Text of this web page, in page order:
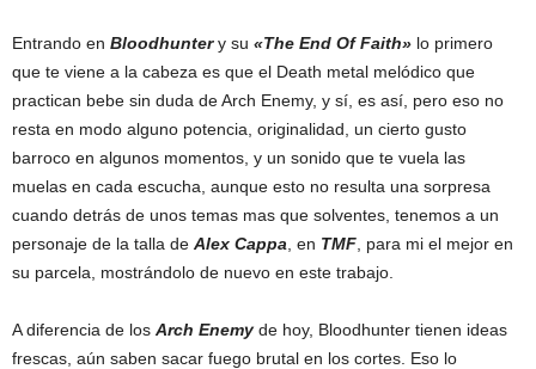
Entrando en Bloodhuntery su «The End Of Faith» lo primero
que te viene a la cabeza es que el Death metal melódico que
practican bebe sin duda de Arch Enemy, y sí, es así, pero eso no
resta en modo alguno potencia, originalidad, un cierto gusto
barroco en algunos momentos, y un sonido que te vuela las
muelas en cada escucha, aunque esto no resulta una sorpresa
cuando detrás de unos temas mas que solventes, tenemos a un
personaje de la talla de Alex Cappa , en TMF , para mi el mejor en
su parcela, mostrándolo de nuevo en este trabajo.
A diferencia de los Arch Enemy de hoy, Bloodhunter tienen ideas
frescas, aún saben sacar fuego brutal en los cortes. Eso lo